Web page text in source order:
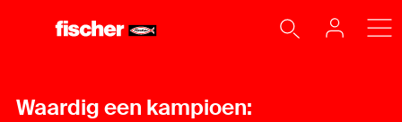
Waardig een kampioen: